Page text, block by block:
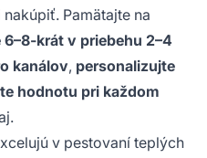
Pamätajte na
6–8-krát v priebehu 2–4
kanálov, personalizujte
hodnotu pri každom
v pestovaní teplých